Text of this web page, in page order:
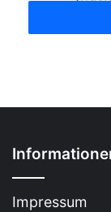
1 Das
Impressum